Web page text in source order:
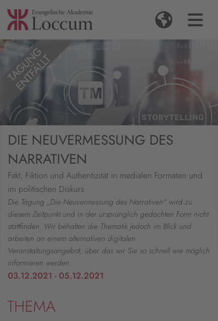
DIE NEUVERMESSUNG DES
NARRATIVEN
Fakt, Fiktion und Authentizität in medialen Formaten und
im politischen Diskurs
Die Tagung „Die Neuvermessung des Narrativen“ wird zu
diesem Zeitpunkt und in der ursprünglich gedachten Form nicht
stattfinden. Wir behalten die Thematik jedoch im Blick und
arbeiten an einem alternativen digitalen
Veranstaltungsangebot, über das wir Sie so schnell wie möglich
informieren werden.
03.12.2021 - 05.12.2021
THEMA